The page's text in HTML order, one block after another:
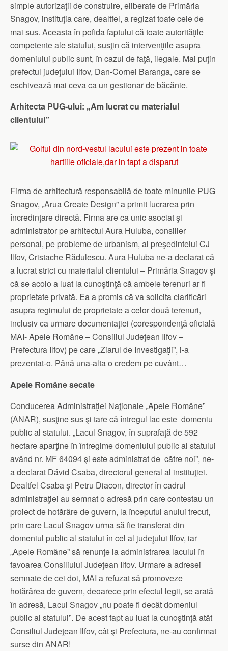
simple autorizaţii de construire, eliberate de Primăria
Snagov, instituţia care, dealtfel, a regizat toate cele de
mai sus. Aceasta în pofida faptului că toate autorităţile
competente ale statului, susţin că intervenţiile asupra
domeniului public sunt, în cazul de faţă, ilegale. Mai puţin
prefectul judeţului Ilfov, Dan-Cornel Baranga, care se
eschivează mai ceva ca un gestionar de băcănie.
Arhitecta PUG-ului: „Am lucrat cu materialul
clientului”
Firma de arhitectură responsabilă de toate minunile PUG
Snagov, „Arua Create Design” a primit lucrarea prin
încredinţare directă. Firma are ca unic asociat şi
administrator pe arhitectul Aura Huluba, consilier
personal, pe probleme de urbanism, al preşedintelui CJ
Ilfov, Cristache Rădulescu. Aura Huluba ne-a declarat că
a lucrat strict cu materialul clientului – Primăria Snagov şi
că se acolo a luat la cunoştinţă că ambele terenuri ar fi
proprietate privată. Ea a promis că va solicita clarificări
asupra regimului de proprietate a celor două terenuri,
inclusiv ca urmare documentaţiei (corespondenţă oficială
MAI- Apele Române – Consiliul Judeţean Ilfov –
Prefectura Ilfov) pe care „Ziarul de Investigaţii”, i-a
prezentat-o. Până una-alta o credem pe cuvânt…
Apele Române secate
Conducerea Administraţiei Naţionale „Apele Române”
(ANAR), susţine sus şi tare că întregul lac este domeniu
public al statului. „Lacul Snagov, în suprafaţă de 592
hectare aparţine în întregime domeniului public al statului
având nr. MF 64094 şi este administrat de către noi”, ne-
a declarat Dávid Csaba, directorul general al instituţiei.
Dealtfel Csaba şi Petru Diacon, director în cadrul
administraţiei au semnat o adresă prin care contestau un
proiect de hotărâre de guvern, la începutul anului trecut,
prin care Lacul Snagov urma să fie transferat din
domeniul public al statului în cel al judeţului Ilfov, iar
„Apele Române” să renunţe la administrarea lacului în
favoarea Consiliului Judeţean Ilfov. Urmare a adresei
semnate de cei doi, MAI a refuzat să promoveze
hotărârea de guvern, deoarece prin efectul legii, se arată
în adresă, Lacul Snagov „nu poate fi decât domeniul
public al statului”. De acest fapt au luat la cunoştinţă atât
Consiliul Judeţean Ilfov, cât şi Prefectura, ne-au confirmat
surse din ANAR!